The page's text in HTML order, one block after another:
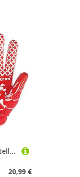
Seibertron Pro 3.0 12 Konstellation Elite Ultra-Stick Sports Receiver/Empfänger Handschuhe American Football Gloves Jugend und Kinder Red XL
20,99 €